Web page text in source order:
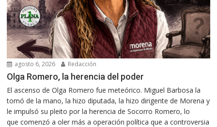
agosto 6, 2026 Redacción
Olga Romero, la herencia del poder
El ascenso de Olga Romero fue meteórico. Miguel Barbosa la
tomó de la mano, la hizo diputada, la hizo dirigente de Morena y
le impulsó su pleito por la herencia de Socorro Romero, lo
que comenzó a oler más a operación política que a controversia